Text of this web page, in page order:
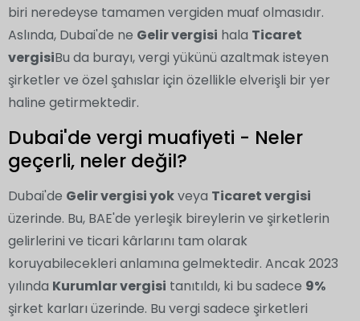
biri neredeyse tamamen vergiden muaf olmasıdır.
Aslında, Dubai'de ne Gelir vergisi hala Ticaret
vergisiBu da burayı, vergi yükünü azaltmak isteyen
şirketler ve özel şahıslar için özellikle elverişli bir yer
haline getirmektedir.
Dubai'de vergi muafiyeti - Neler
geçerli, neler değil?
Dubai'de Gelir vergisi yokveya Ticaret vergisi
üzerinde. Bu, BAE'de yerleşik bireylerin ve şirketlerin
gelirlerini ve ticari kârlarını tam olarak
koruyabilecekleri anlamına gelmektedir. Ancak 2023
yılında Kurumlar vergisi tanıtıldı, ki bu sadece 9%
şirket karları üzerinde. Bu vergi sadece şirketleri